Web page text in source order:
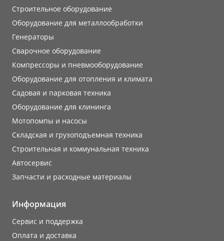
Строительное оборудование
Оборудование для металлообработки
Генераторы
Сварочное оборудование
Компрессоры и пневмооборудование
Оборудование для отопления и климата
Садовая и парковая техника
Оборудование для клининга
Мотопомпы и насосы
Складская и грузоподъемная техника
Строительная и коммунальная техника
Автосервис
Запчасти и расходные материалы
Информация
Сервис и поддержка
Оплата и доставка